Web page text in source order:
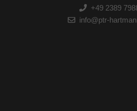
+49 2389
info@ptr-